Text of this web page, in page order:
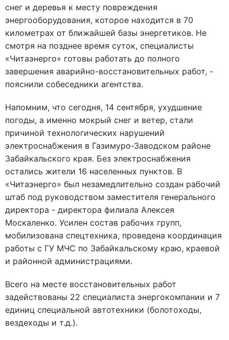
снег и деревья к месту повреждения
энергооборудования, которое находится в 70
километрах от ближайшей базы энергетиков. Не
смотря на позднее время суток, специалисты
«Читаэнерго» готовы работать до полного
завершения аварийно-восстановительных работ, -
пояснили собеседники агентства.
Напомним, что сегодня, 14 сентября, ухудшение
погоды, а именно мокрый снег и ветер, стали
причиной технологических нарушений
электроснабжения в Газимуро-Заводском районе
Забайкальского края. Без электроснабжения
остались жители 16 населенных пунктов. В
«Читаэнерго» был незамедлительно создан рабочий
штаб под руководством заместителя генерального
директора - директора филиала Алексея
Москаленко. Усилен состав рабочих групп,
мобилизована спецтехника, проведена координация
работы с ГУ МЧС по Забайкальскому краю, краевой
и районной администрациями.
Всего на месте восстановительных работ
задействованы 22 специалиста энергокомпании и 7
единиц специальной автотехники (болотоходы,
вездеходы и т.д.).